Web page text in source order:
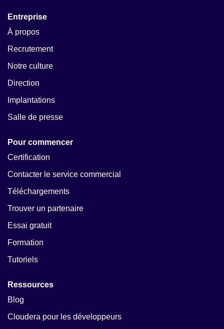
Entreprise
À propos
Recrutement
Notre culture
Direction
Implantations
Salle de presse
Pour commencer
Certification
Contacter le service commercial
Téléchargements
Trouver un partenaire
Essai gratuit
Formation
Tutoriels
Ressources
Blog
Cloudera pour les développeurs